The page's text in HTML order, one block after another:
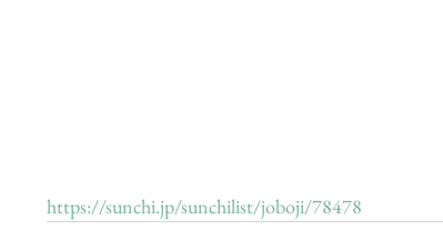
https://sunchi.jp/sunchilist/joboji/78478